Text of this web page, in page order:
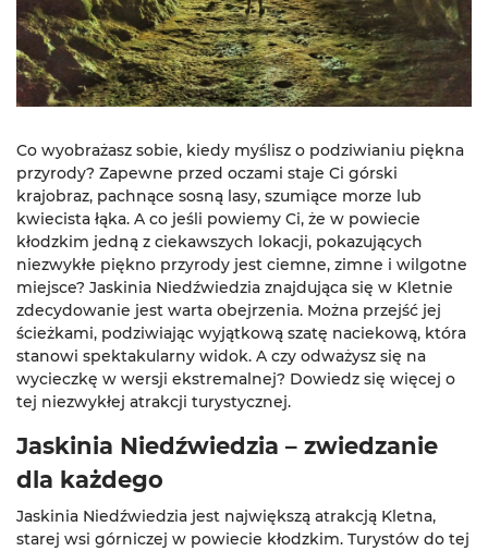
Co wyobrażasz sobie, kiedy myślisz o podziwianiu piękna
przyrody? Zapewne przed oczami staje Ci górski
krajobraz, pachnące sosną lasy, szumiące morze lub
kwiecista łąka. A co jeśli powiemy Ci, że w powiecie
kłodzkim jedną z ciekawszych lokacji, pokazujących
niezwykłe piękno przyrody jest ciemne, zimne i wilgotne
miejsce? Jaskinia Niedźwiedzia znajdująca się w Kletnie
zdecydowanie jest warta obejrzenia. Można przejść jej
ścieżkami, podziwiając wyjątkową szatę naciekową, która
stanowi spektakularny widok. A czy odważysz się na
wycieczkę w wersji ekstremalnej? Dowiedz się więcej o
tej niezwykłej atrakcji turystycznej.
Jaskinia Niedźwiedzia – zwiedzanie
dla każdego
Jaskinia Niedźwiedzia jest największą atrakcją Kletna,
starej wsi górniczej w powiecie kłodzkim. Turystów do tej